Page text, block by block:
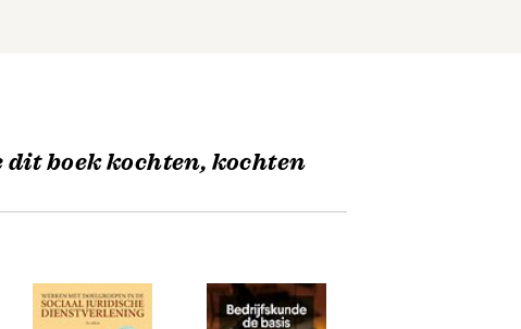
dit boek kochten, kochten